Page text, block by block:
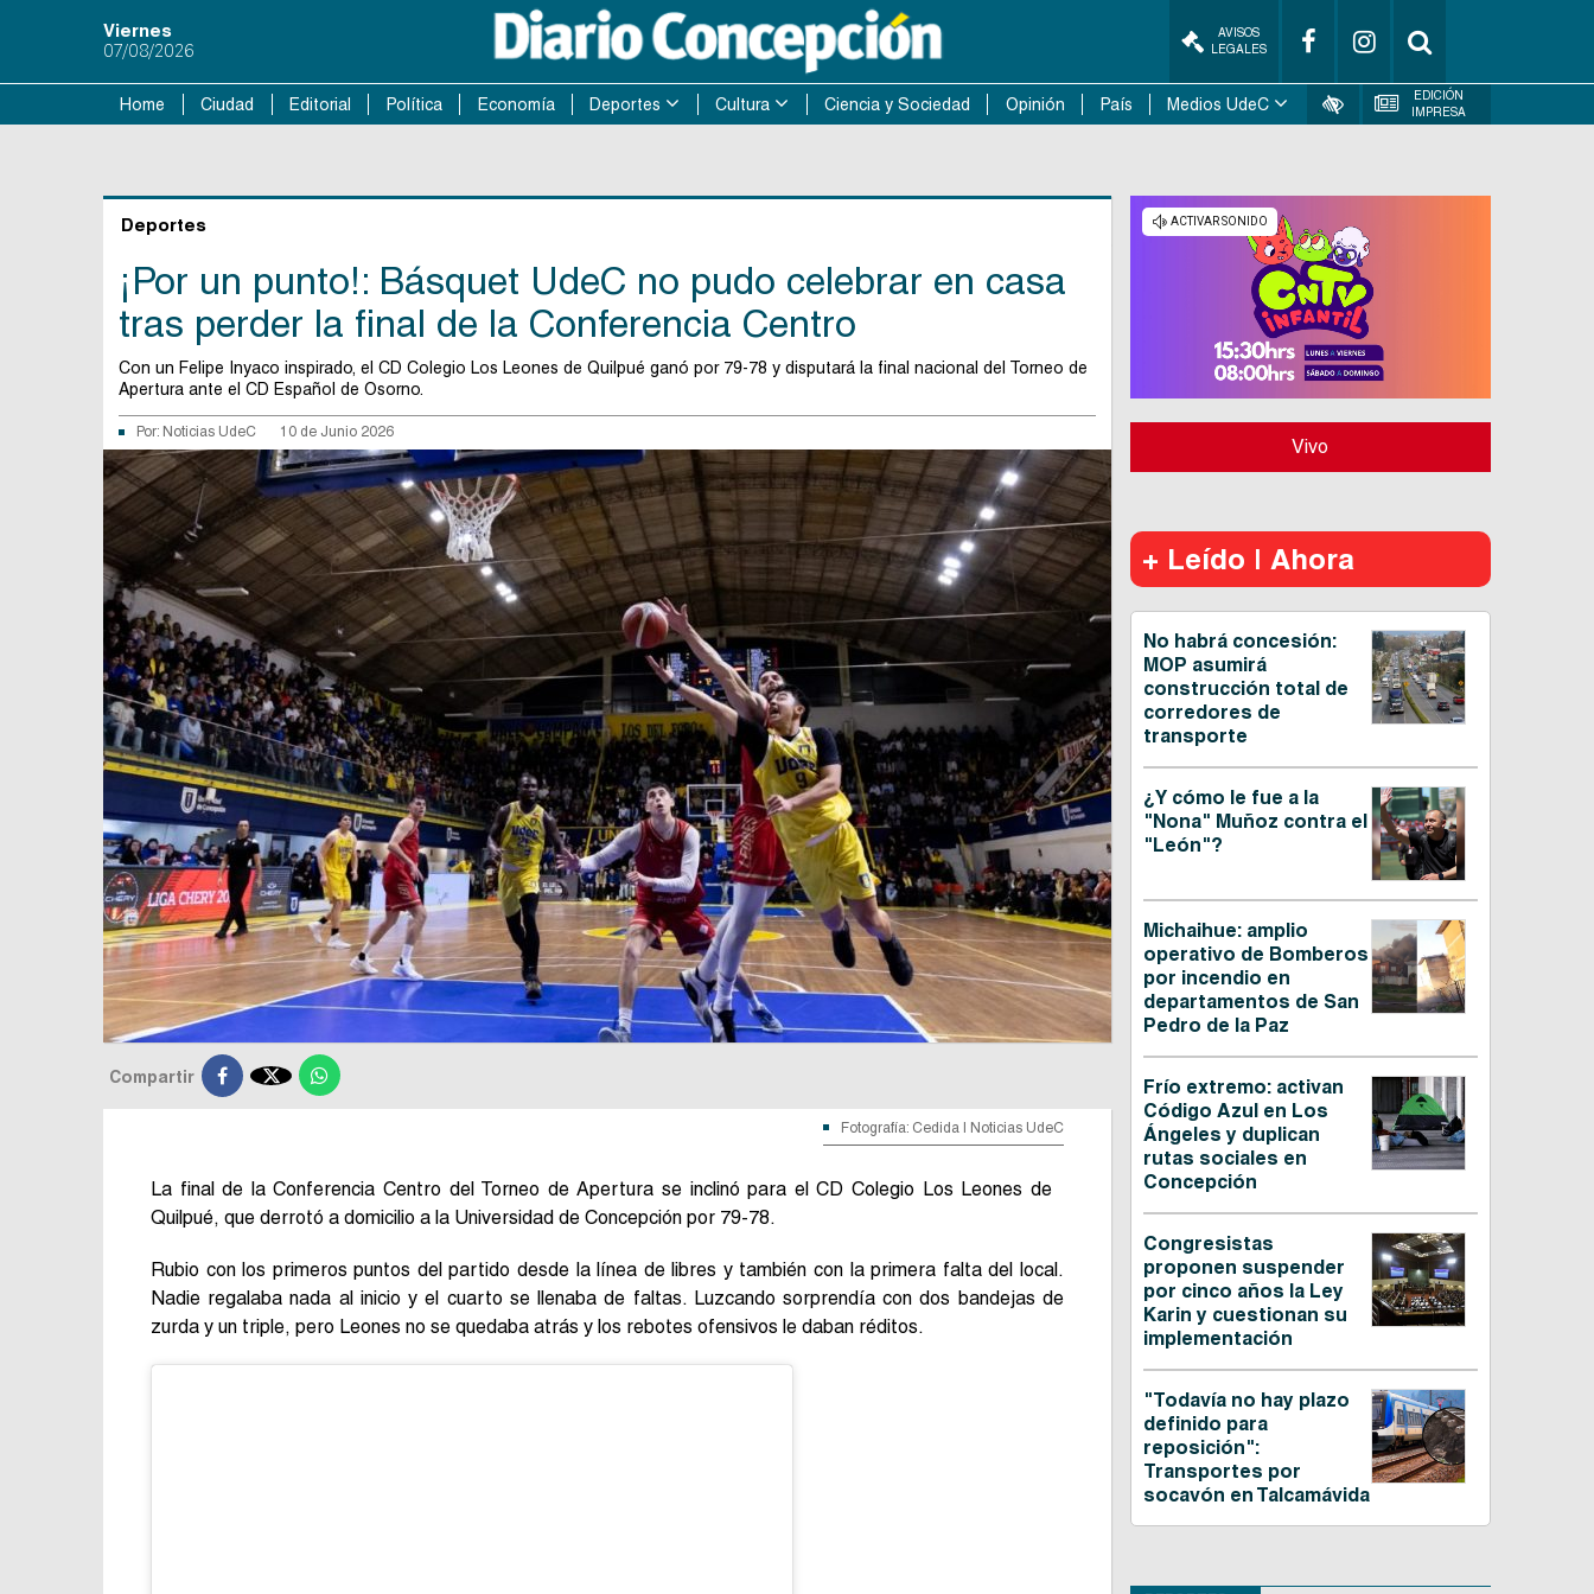
Viernes
07/08/2026
AVISOS
LEGALES
Home Ciudad Editorial Política Economía Deportes Cultura Ciencia y Sociedad Opinión País Medios UdeC
EDICIÓN
IMPRESA
Deportes
¡Por un punto!: Básquet UdeC no pudo celebrar en casa
tras perder la final de la Conferencia Centro
Con un Felipe Inyaco inspirado, el CD Colegio Los Leones de Quilpué ganó por 79-78 y disputará la final nacional del Torneo de
Apertura ante el CD Español de Osorno.
Por: Noticias UdeC 10 de Junio 2026
Compartir 
Fotografía: Cedida | Noticias UdeC
La final de la Conferencia Centro del Torneo de Apertura se inclinó para el CD Colegio Los Leones de
Quilpué, que derrotó a domicilio a la Universidad de Concepción por 79-78.
Rubio con los primeros puntos del partido desde la línea de libres y también con la primera falta del local.
Nadie regalaba nada al inicio y el cuarto se llenaba de faltas. Luzcando sorprendía con dos bandejas de
zurda y un triple, pero Leones no se quedaba atrás y los rebotes ofensivos le daban réditos.
Vivo
+ Leído | Ahora
No habrá concesión:
MOP asumirá
construcción total de
corredores de
transporte
¿Y cómo le fue a la
"Nona" Muñoz contra el
"León"?
Michaihue: amplio
operativo de Bomberos
por incendio en
departamentos de San
Pedro de la Paz
Frío extremo: activan
Código Azul en Los
Ángeles y duplican
rutas sociales en
Concepción
Congresistas
proponen suspender
por cinco años la Ley
Karin y cuestionan su
implementación
"Todavía no hay plazo
definido para
reposición":
Transportes por
socavón en Talcamávida